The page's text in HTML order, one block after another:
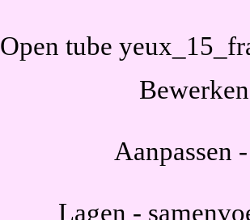
Open tube
Aanpassen
Lagen -